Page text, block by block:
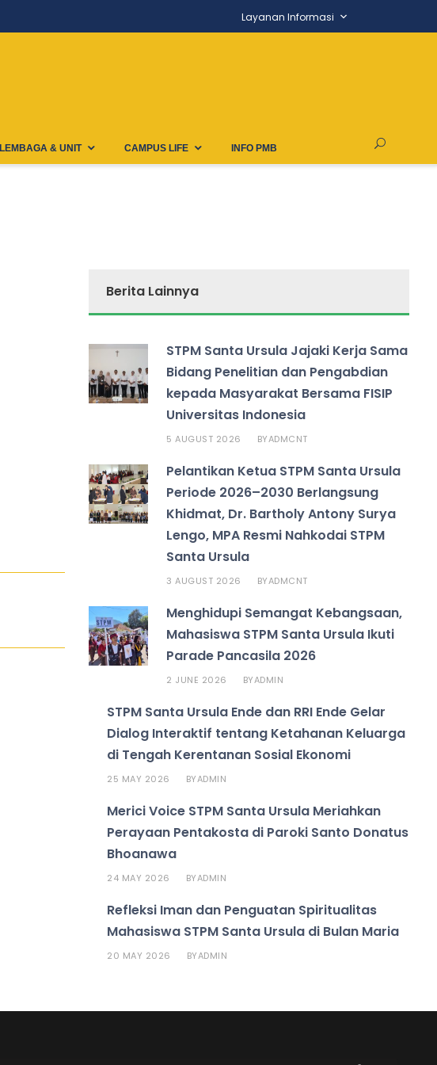
Layanan Informasi
LEMBAGA & UNIT CAMPUS LIFE INFO PMB
Berita Lainnya
STPM Santa Ursula Jajaki Kerja Sama
Bidang Penelitian dan Pengabdian
kepada Masyarakat Bersama FISIP
Universitas Indonesia
5 AUGUST 2026 BYADMCNT
Pelantikan Ketua STPM Santa Ursula
Periode 2026–2030 Berlangsung
Khidmat, Dr. Bartholy Antony Surya
Lengo, MPA Resmi Nahkodai STPM
Santa Ursula
3 AUGUST 2026 BYADMCNT
Menghidupi Semangat Kebangsaan,
Mahasiswa STPM Santa Ursula Ikuti
Parade Pancasila 2026
2 JUNE 2026 BYADMIN
STPM Santa Ursula Ende dan RRI Ende Gelar
Dialog Interaktif tentang Ketahanan Keluarga
di Tengah Kerentanan Sosial Ekonomi
25 MAY 2026 BYADMIN
Merici Voice STPM Santa Ursula Meriahkan
Perayaan Pentakosta di Paroki Santo Donatus
Bhoanawa
24 MAY 2026 BYADMIN
Refleksi Iman dan Penguatan Spiritualitas
Mahasiswa STPM Santa Ursula di Bulan Maria
20 MAY 2026 BYADMIN